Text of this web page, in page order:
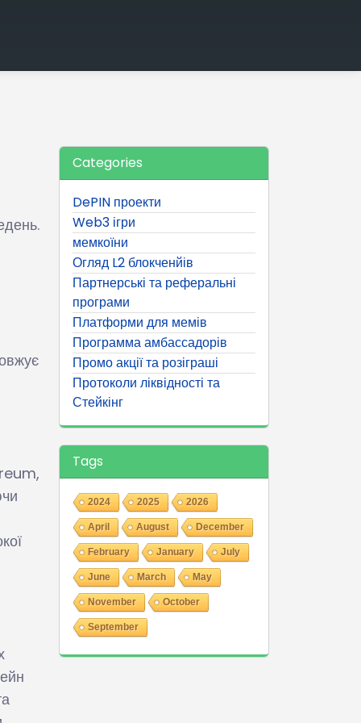
Categories
DePIN проекти
Web3 ігри
мемкоїни
Огляд L2 блокченйів
Партнерські та реферальні
програми
Платформи для мемів
Программа амбассадорів
Промо акції та розіграші
Протоколи ліквідності та
Стейкінг
Tags
2024 2025 2026
April August December
February January July
June March May
November October
September